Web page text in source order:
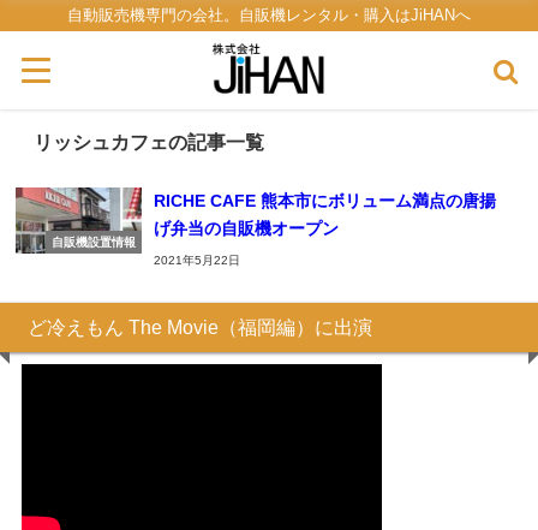
自動販売機専門の会社。自販機レンタル・購入はJiHANへ
リッシュカフェの記事一覧
自販機設置情報
RICHE CAFE 熊本市にボリューム満点の唐揚
げ弁当の自販機オープン
2021年5月22日
ど冷えもん The Movie（福岡編）に出演